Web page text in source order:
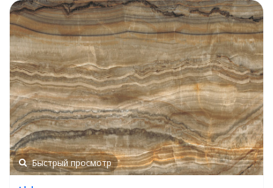
Быстрый просмотр